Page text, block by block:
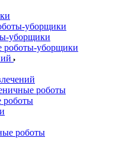
уборщики
уборщики
уборщики
роботы
роботы
роботы